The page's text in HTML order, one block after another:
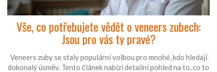
Vše, co potřebujete vědět o veneers zubech:
Jsou pro vás ty pravé?
Veneers zuby se staly populární volbou pro mnohé, kdo hledají
dokonalý úsměv. Tento článek nabízí detailní pohled na to, co to